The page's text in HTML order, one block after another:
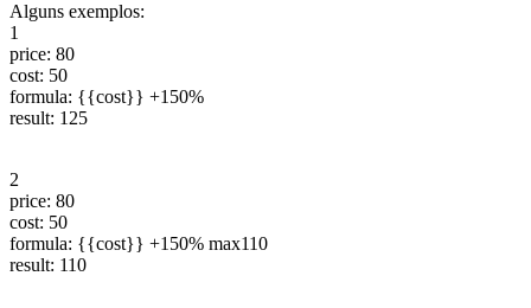
Alguns exemplos:
1
price: 80
cost: 50
formula: {{cost}} +150%
result: 125
2
price: 80
cost: 50
formula: {{cost}} +150% max110
result: 110